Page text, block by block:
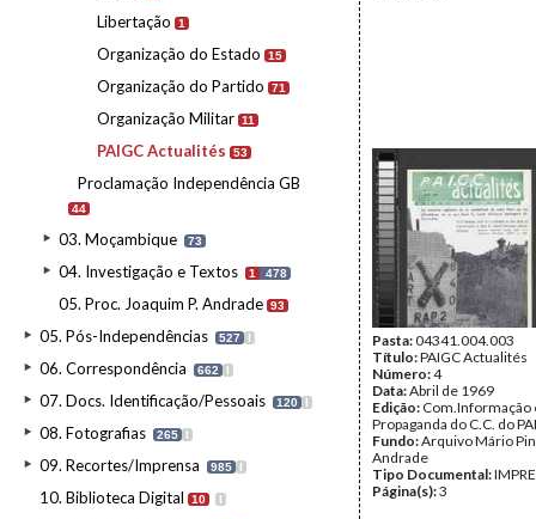
Libertação 1
Organização do Estado 15
Organização do Partido 71
Organização Militar 11
PAIGC Actualités 53
Proclamação Independência GB
44
03. Moçambique 73
04. Investigação e Textos 1 478
05. Proc. Joaquim P. Andrade 93
05. Pós-Independências 527 I
06. Correspondência 662 I
07. Docs. Identificação/Pessoais 120 I
08. Fotografias 265 I
09. Recortes/Imprensa 985 I
10. Biblioteca Digital 10 I
Pasta:04341.004.003
Título:PAIGC Actualités
Número:4
Data:Abril de 1969
Edição: Com.Informação
Propaganda do C.C. do
Fundo:Arquivo Mário
Andrade
Tipo Documental:
Página(s):3